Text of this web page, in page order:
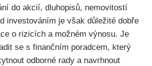
do akcií, dluhopisů, nemovitostí
investováním je však důležité dobře
o rizicích a možném výnosu. Je
se s finančním poradcem, který
odborné rady a navrhnout